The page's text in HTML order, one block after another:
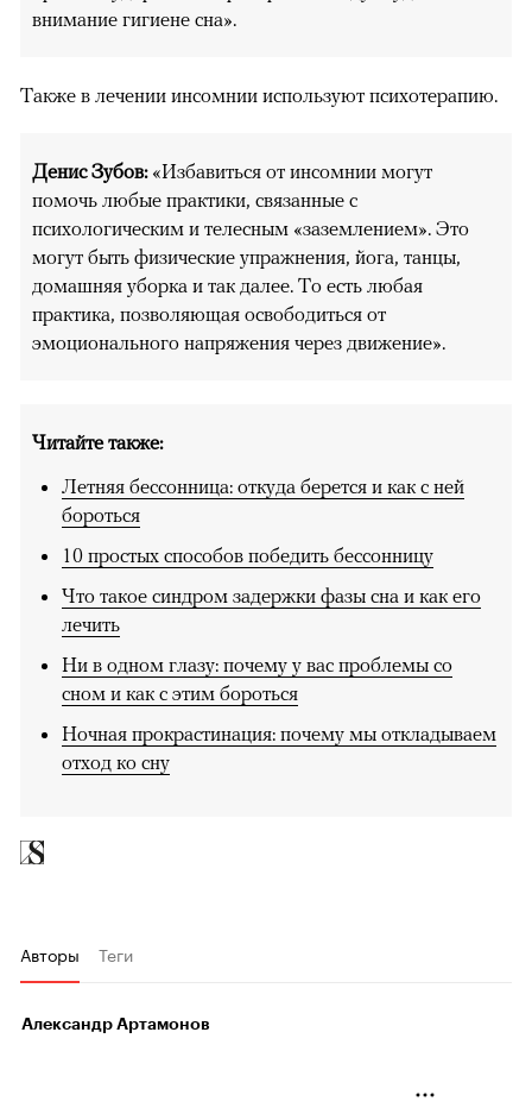
внимание гигиене сна».
Также в лечении инсомнии используют психотерапию.
Денис Зубов: «Избавиться от инсомнии могут
помочь любые практики, связанные с
психологическим и телесным «заземлением». Это
могут быть физические упражнения, йога, танцы,
домашняя уборка и так далее. То есть любая
практика, позволяющая освободиться от
эмоционального напряжения через движение».
Читайте также:
Летняя бессонница: откуда берется и как с ней
бороться
10 простых способов победить бессонницу
Что такое синдром задержки фазы сна и как его
лечить
Ни в одном глазу: почему у вас проблемы со
сном и как с этим бороться
Ночная прокрастинация: почему мы откладываем
отход ко сну
Авторы Теги
Александр Артамонов